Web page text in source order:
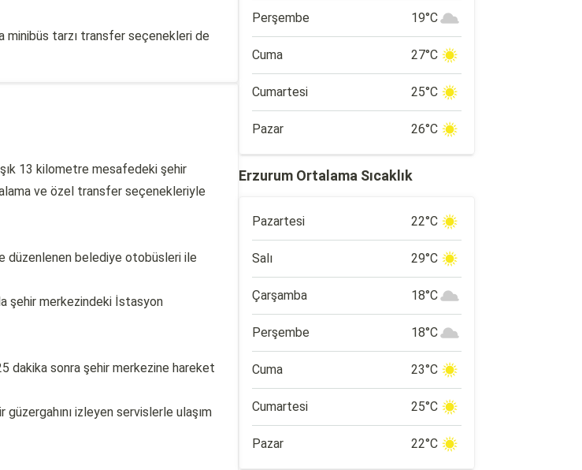
minibüs tarzı transfer seçenekleri de
13 kilometre mesafedeki şehir
ve özel transfer seçenekleriyle
düzenlenen belediye otobüsleri ile
şehir merkezindeki İstasyon
dakika sonra şehir merkezine hareket
izleyen servislerle ulaşım
Perşembe 19°C
Cuma 27°C
Cumartesi 25°C
Pazar 26°C
Erzurum Ortalama Sıcaklık
Pazartesi 22°C
Salı 29°C
Çarşamba 18°C
Perşembe 18°C
Cuma 23°C
Cumartesi 25°C
Pazar 22°C